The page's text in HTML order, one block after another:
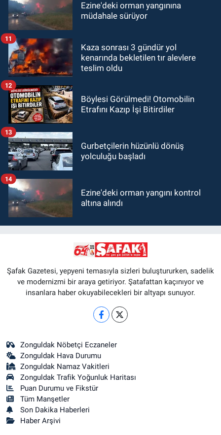
Ezine'deki orman yangınına
müdahale sürüyor
Kaza sonrası 3 gündür yol
kenarında bekletilen tır alevlere
teslim oldu
11
Böylesi Görülmedi! Otomobilin
Etrafını Kazıp İşi Bitirdiler
12
Gurbetçilerin hüzünlü dönüş
yolculuğu başladı
13
Ezine'deki orman yangını kontrol
altına alındı
14
Şafak Gazetesi, yepyeni temasıyla sizleri buluştururken, sadelik
ve modernizmi bir araya getiriyor. Şatafattan kaçınıyor ve
insanlara haber okuyabilecekleri bir altyapı sunuyor.
Zonguldak Nöbetçi Eczaneler
Zonguldak Hava Durumu
Zonguldak Namaz Vakitleri
Zonguldak Trafik Yoğunluk Haritası
Puan Durumu ve Fikstür
Tüm Manşetler
Son Dakika Haberleri
Haber Arşivi